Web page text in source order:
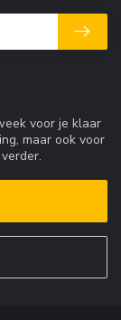
voor je klaar
maar ook voor